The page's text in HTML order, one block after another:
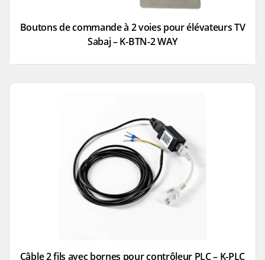
Boutons de commande à 2 voies pour élévateurs TV
Sabaj – K-BTN-2 WAY
Câble 2 fils avec bornes pour contrôleur PLC – K-PLC